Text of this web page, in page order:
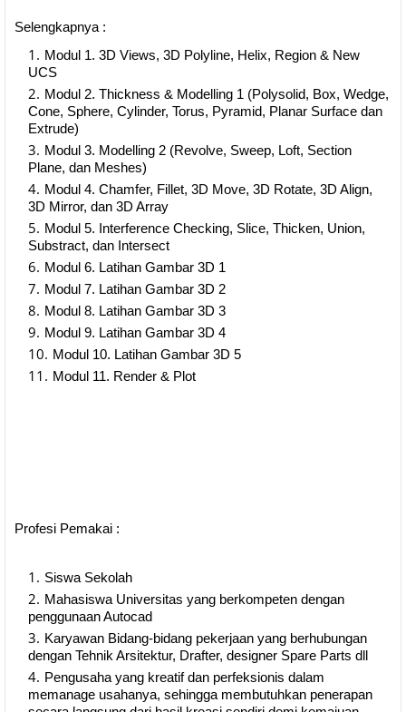
Selengkapnya :
Modul 1. 3D Views, 3D Polyline, Helix, Region & New
UCS
Modul 2. Thickness & Modelling 1 (Polysolid, Box, Wedge,
Cone, Sphere, Cylinder, Torus, Pyramid, Planar Surface dan
Extrude)
Modul 3. Modelling 2 (Revolve, Sweep, Loft, Section
Plane, dan Meshes)
Modul 4. Chamfer, Fillet, 3D Move, 3D Rotate, 3D Align,
3D Mirror, dan 3D Array
Modul 5. Interference Checking, Slice, Thicken, Union,
Substract, dan Intersect
Modul 6. Latihan Gambar 3D 1
Modul 7. Latihan Gambar 3D 2
Modul 8. Latihan Gambar 3D 3
Modul 9. Latihan Gambar 3D 4
Modul 10. Latihan Gambar 3D 5
Modul 11. Render & Plot
Profesi Pemakai :
Siswa Sekolah
Mahasiswa Universitas yang berkompeten dengan
penggunaan Autocad
Karyawan Bidang-bidang pekerjaan yang berhubungan
dengan Tehnik Arsitektur, Drafter, designer Spare Parts dll
Pengusaha yang kreatif dan perfeksionis dalam
memanage usahanya, sehingga membutuhkan penerapan